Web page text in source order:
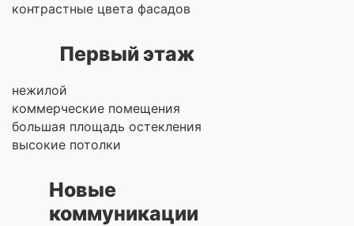
контрастные цвета фасадов
Первый этаж
нежилой
коммерческие помещения
большая площадь остекления
высокие потолки
Новые
коммуникации